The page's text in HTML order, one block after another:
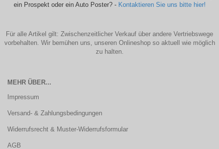
ein Prospekt oder ein Auto Poster? - Kontaktieren Sie uns bitte hier!
Für alle Artikel gilt: Zwischenzeitlicher Verkauf über andere Vertriebswege
vorbehalten. Wir bemühen uns, unseren Onlineshop so aktuell wie möglich
zu halten.
MEHR ÜBER...
Impressum
Versand- & Zahlungsbedingungen
Widerrufsrecht & Muster-Widerrufsformular
AGB